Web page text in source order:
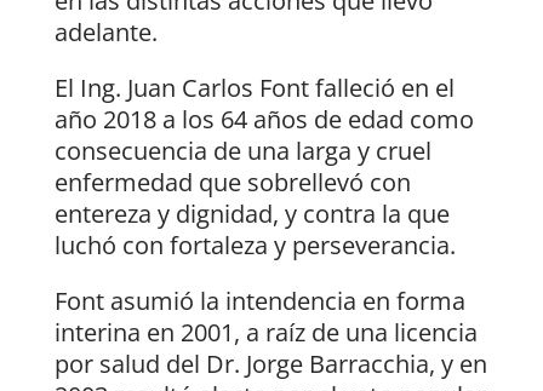
adelante.
El Ing. Juan Carlos Font falleció en el
año 2018 a los 64 años de edad como
consecuencia de una larga y cruel
enfermedad que sobrellevó con
entereza y dignidad, y contra la que
luchó con fortaleza y perseverancia.
Font asumió la intendencia en forma
interina en 2001, a raíz de una licencia
por salud del Dr. Jorge Barracchia, y en